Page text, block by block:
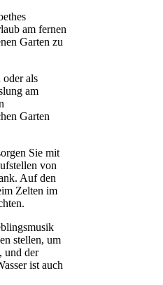
am fernen
Garten zu
als
am
Garten
Sie mit
von
Auf den
Zelten im
stellen, um
und der
ist auch